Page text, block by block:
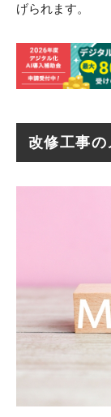
げられます。
改修工事の